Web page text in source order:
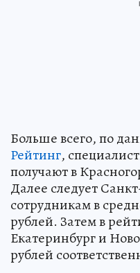
Больше всего, по
Рейтинг,
получают в
Далее следует
сотрудникам в
рублей. Затем в
Екатеринбург и
рублей